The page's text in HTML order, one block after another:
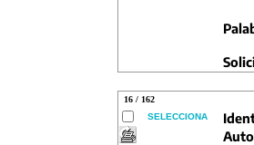
16 / 162
SELECCIONA